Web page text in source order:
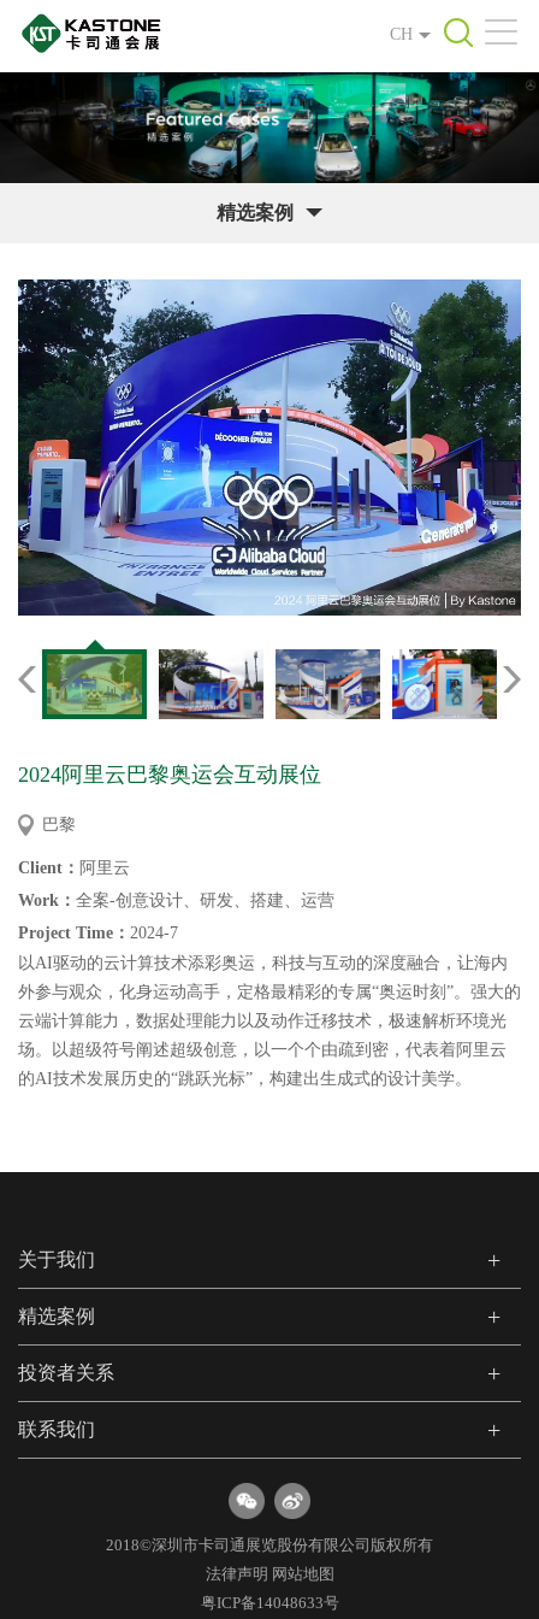
CH
精选案例
2024阿里云巴黎奥运会互动展位
巴黎
Client： 阿里云
Work： 全案-创意设计、研发、搭建、运营
Project Time： 2024-7
以AI驱动的云计算技术添彩奥运，科技与互动的深度融合，让海内
外参与观众，化身运动高手，定格最精彩的专属“奥运时刻”。强大的
云端计算能力，数据处理能力以及动作迁移技术，极速解析环境光
场。以超级符号阐述超级创意，以一个个由疏到密，代表着阿里云
的AI技术发展历史的“跳跃光标”，构建出生成式的设计美学。
关于我们
精选案例
投资者关系
联系我们
2018©深圳市卡司通展览股份有限公司版权所有
法律声明 网站地图
粤ICP备14048633号